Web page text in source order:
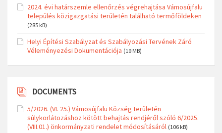
2024. évi határszemle ellenőrzés végrehajtása Vámosújfalu
település közigazgatási területén található termőföldeken
(285 kB)
Helyi Építési Szabályzat és Szabályozási Tervének Záró
Véleményezési Dokumentációja (19 MB)
DOCUMENTS
5/2026. (VI. 25.) Vámosújfalu Község területén
súlykorlátozáshoz kötött behajtás rendjéről szóló 6/2025.
(VIII.01.) önkormányzati rendelet módosításáról (106 kB)